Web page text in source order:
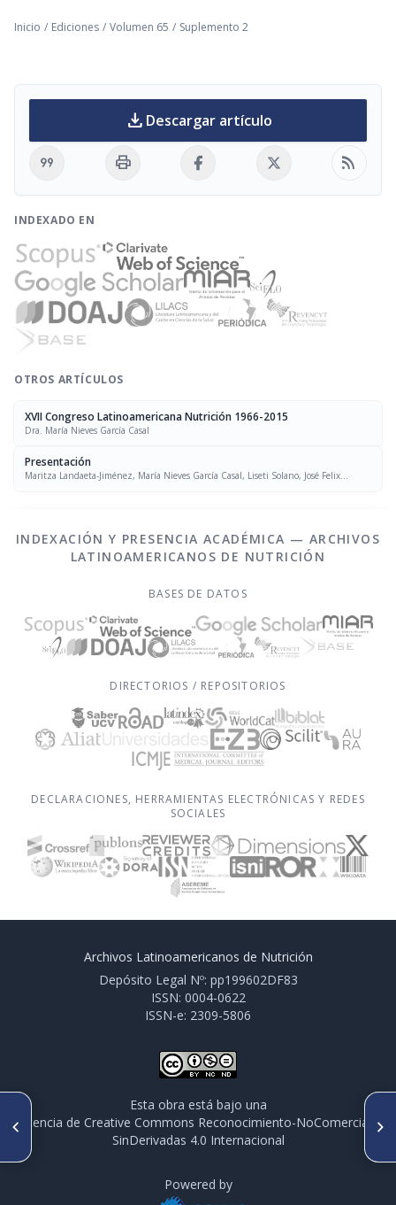
Inicio / Ediciones / Volumen 65 / Suplemento 2
download Descargar artículo
format_quote print rss_feed
INDEXADO EN
OTROS ARTÍCULOS
XVII Congreso Latinoamericana Nutrición 1966-2015
Dra. María Nieves García Casal
Presentación
Maritza Landaeta-Jiménez, María Nieves García Casal, Liseti Solano, José Felix
ARTÍCULO ANTERIOR
PO550. ESTADO DE
NUTRICIÓN Y RIEGO DE
ENCUESTA POBLACIONAL
SIGUIENTE ARTÍCULO
PO552. VARIÁVEIS CLÍNICAS E
PERFIL NUTRICIONAL DOS
NUTRICIONAL DA FUNDAÇÃO
DE ENSINO SUPERIOR (FESP)
INDEXACIÓN Y PRESENCIA ACADÉMICA — ARCHIVOS
LATINOAMERICANOS DE NUTRICIÓN
BASES DE DATOS
DIRECTORIOS / REPOSITORIOS
DECLARACIONES, HERRAMIENTAS ELECTRÓNICAS Y REDES
SOCIALES
Archivos Latinoamericanos de Nutrición
Depósito Legal Nº: pp199602DF83
ISSN: 0004-0622
ISSN-e: 2309-5806
Esta obra está bajo una
licencia de Creative Commons Reconocimiento-NoComercial-
SinDerivadas 4.0 Internacional
Powered by